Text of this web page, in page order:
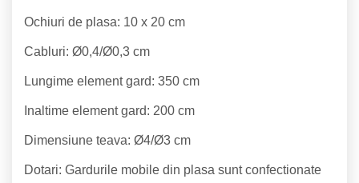
Ochiuri de plasa: 10 x 20 cm
Cabluri: Ø0,4/Ø0,3 cm
Lungime element gard: 350 cm
Inaltime element gard: 200 cm
Dimensiune teava: Ø4/Ø3 cm
Dotari: Gardurile mobile din plasa sunt confectionate